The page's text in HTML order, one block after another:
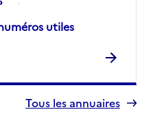
utiles
Tous les annuaires